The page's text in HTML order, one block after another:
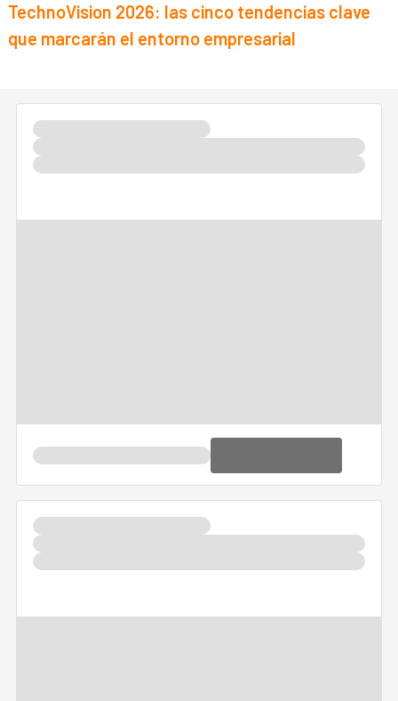
TechnoVision 2026: las cinco tendencias clave
que marcarán el entorno empresarial